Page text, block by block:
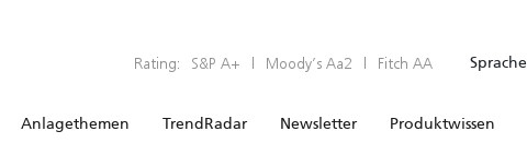
Rating: S&P A+ | Moody’s Aa2 | Fitch AA Sprache
Anlagethemen TrendRadar Newsletter Produktwissen